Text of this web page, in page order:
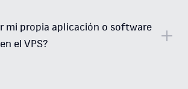
mi propia aplicación o software
el VPS?